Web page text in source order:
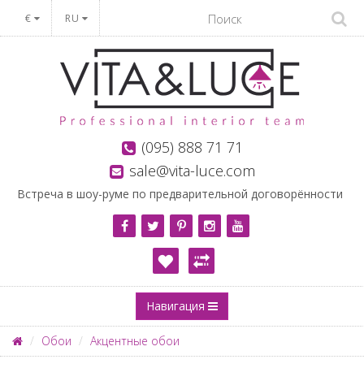
€ RU
(095) 888 71 71
sale@vita-luce.com
Встреча в шоу-руме по предварительной договорённости
Навигация
Обои Акцентные обои